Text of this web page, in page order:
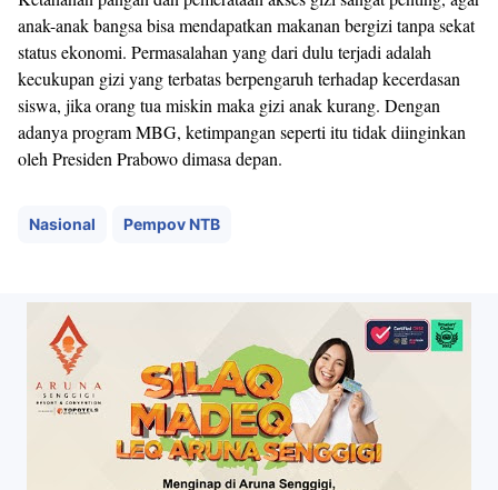
anak-anak bangsa bisa mendapatkan makanan bergizi tanpa sekat
status ekonomi. Permasalahan yang dari dulu terjadi adalah
kecukupan gizi yang terbatas berpengaruh terhadap kecerdasan
siswa, jika orang tua miskin maka gizi anak kurang. Dengan
adanya program MBG, ketimpangan seperti itu tidak diinginkan
oleh Presiden Prabowo dimasa depan.
Nasional Pempov NTB